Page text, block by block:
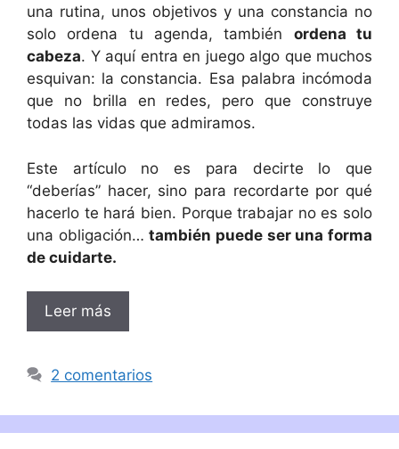
una rutina, unos objetivos y una constancia no
solo ordena tu agenda, también ordena tu
cabeza. Y aquí entra en juego algo que muchos
esquivan: la constancia. Esa palabra incómoda
que no brilla en redes, pero que construye
todas las vidas que admiramos.
Este artículo no es para decirte lo que
“deberías” hacer, sino para recordarte por qué
hacerlo te hará bien. Porque trabajar no es solo
una obligación…también puede ser una forma
de cuidarte.
Leer más
2 comentarios